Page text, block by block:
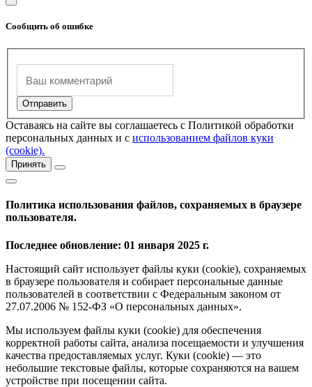
Сообщить об ошибке
Оставаясь на сайте вы соглашаетесь с Политикой обработки
персональных данных и с использованием файлов куки
(cookie).
Принять
Политика использования файлов, сохраняемых в браузере
пользователя.
Последнее обновление: 01 января 2025 г.
Настоящий сайт использует файлы куки (cookie), сохраняемых
в браузере пользователя и собирает персональные данные
пользователей в соответствии с Федеральным законом от
27.07.2006 № 152-ФЗ «О персональных данных».
Мы используем файлы куки (cookie) для обеспечения
корректной работы сайта, анализа посещаемости и улучшения
качества предоставляемых услуг. Куки (cookie) — это
небольшие текстовые файлы, которые сохраняются на вашем
устройстве при посещении сайта.